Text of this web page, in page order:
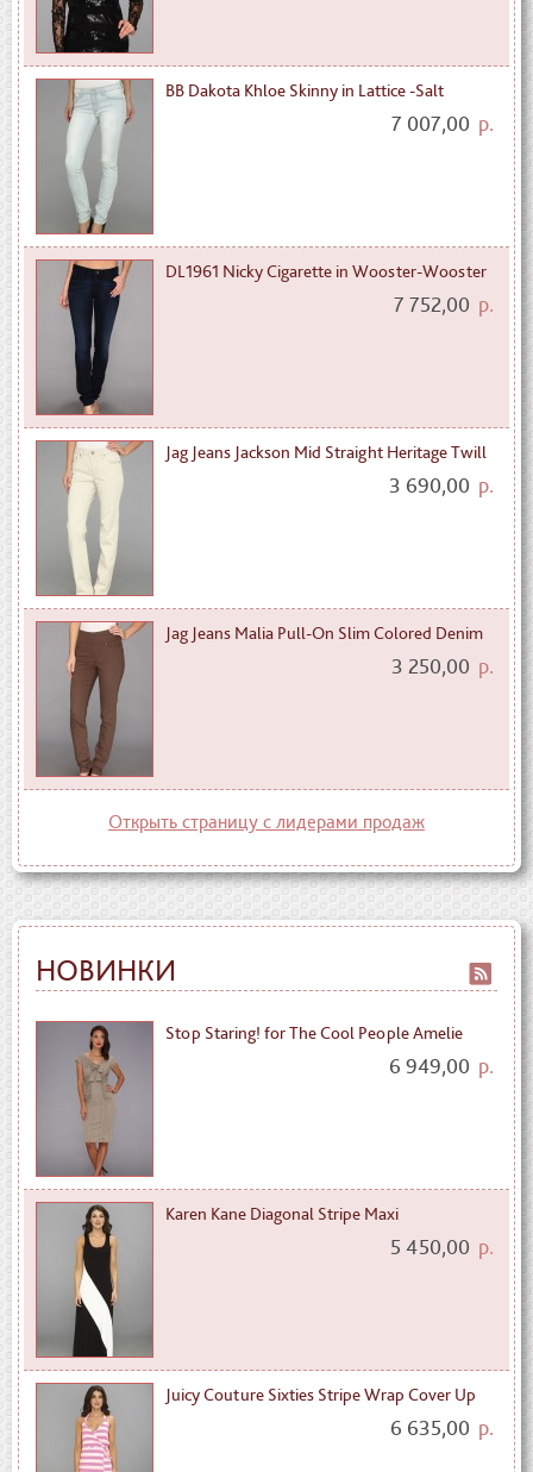
BB Dakota Khloe Skinny in Lattice -Salt
7 007,00 р.
DL1961 Nicky Cigarette in Wooster-Wooster
7 752,00 р.
Jag Jeans Jackson Mid Straight Heritage Twill
3 690,00 р.
Jag Jeans Malia Pull-On Slim Colored Denim
3 250,00 р.
Открыть страницу с лидерами продаж
НОВИНКИ
Stop Staring! for The Cool People Amelie
6 949,00 р.
Karen Kane Diagonal Stripe Maxi
5 450,00 р.
Juicy Couture Sixties Stripe Wrap Cover Up
6 635,00 р.